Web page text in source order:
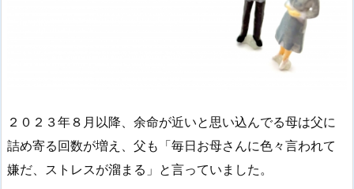
２０２３年８月以降、余命が近いと思い込んでる母は父に
詰め寄る回数が増え、父も「毎日お母さんに色々言われて
嫌だ、ストレスが溜まる」と言っていました。